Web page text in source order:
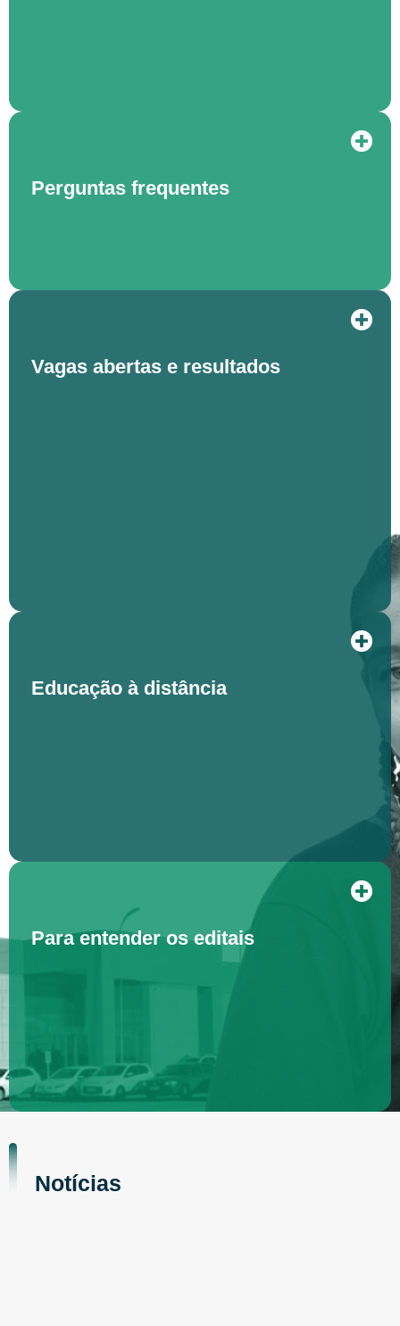
Perguntas frequentes
Vagas abertas e resultados
Educação à distância
Para entender os editais
Notícias